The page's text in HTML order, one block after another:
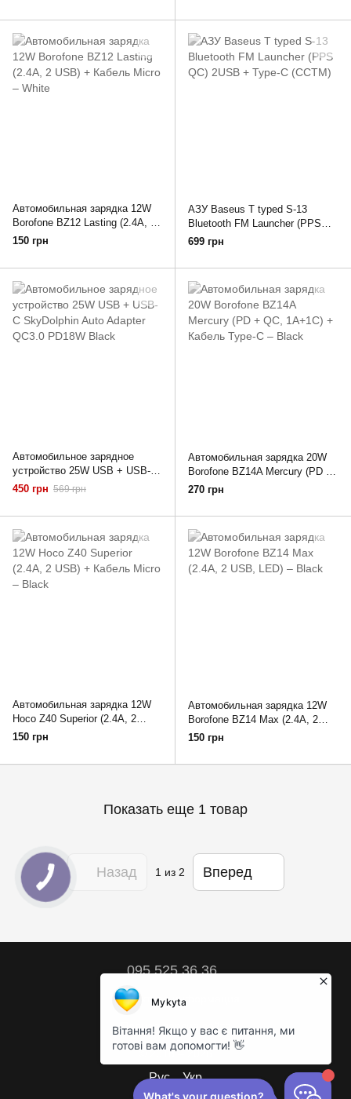
Автомобильная зарядка 12W
Borofone BZ12 Lasting (2.4A, 2
USB) + Кабель Micro – White
150 грн
АЗУ Baseus T typed S-13
Bluetooth FM Launcher (PPS
QC) 2USB + Type-C (CCTM)
699 грн
Автомобильное зарядное
устройство 25W USB + USB-C
SkyDolphin Auto Adapter QC3.0
450 грн 569 грн
Автомобильная зарядка 20W
Borofone BZ14A Mercury (PD +
QC, 1A+1C) + Кабель Type-C –
270 грн
Автомобильная зарядка 12W
Hoco Z40 Superior (2.4A, 2
USB) + Кабель Micro – Black
150 грн
Автомобильная зарядка 12W
Borofone BZ14 Max (2.4A, 2
USB, LED) – Black
150 грн
Показать еще 1 товар
Назад 1из 2 Вперед
095 525 36 36
Контактная информация
Полная версия сайта
© 2018 – 2026
Рус Укр